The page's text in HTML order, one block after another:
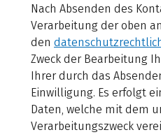
Nach Absenden des
Verarbeitung der oben
den
Zweck der Bearbeitung
Ihrer durch das
Einwilligung. Es erfolgt
Daten, welche mit dem
Verarbeitungszweck